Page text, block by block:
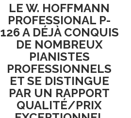
LEW. HOFFMANN
PROFESSIONAL P-
126A DÉJÀ CONQUIS
DE NOMBREUX
PIANISTES
PROFESSIONNELS
ET SE DISTINGUE
PAR UN RAPPORT
QUALITÉ/PRIX